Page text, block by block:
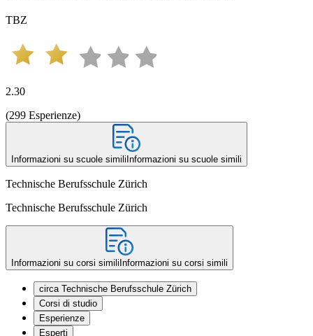
TBZ
2.30
(299 Esperienze)
Informazioni su scuole simili Informazioni su scuole simili
Technische Berufsschule Zürich
Technische Berufsschule Zürich
Informazioni su corsi simili Informazioni su corsi simili
circa Technische Berufsschule Zürich
Corsi di studio
Esperienze
Esperti